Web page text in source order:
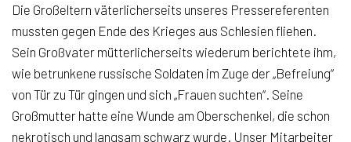
Die Großeltern väterlicherseits unseres Pressereferenten
mussten gegen Ende des Krieges aus Schlesien fliehen.
Sein Großvater mütterlicherseits wiederum berichtete ihm,
wie betrunkene russische Soldaten im Zuge der „Befreiung“
von Tür zu Tür gingen und sich „Frauen suchten“. Seine
Großmutter hatte eine Wunde am Oberschenkel, die schon
nekrotisch und langsam schwarz wurde. Unser Mitarbeiter